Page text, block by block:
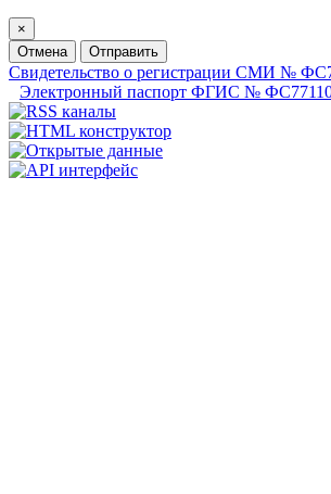
×
Отмена
Отправить
Свидетельство о регистрации СМИ №
Электронный паспорт ФГИС №